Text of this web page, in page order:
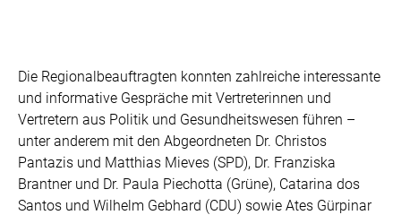
Die Regionalbeauftragten konnten zahlreiche interessante
und informative Gespräche mit Vertreterinnen und
Vertretern aus Politik und Gesundheitswesen führen –
unter anderem mit den Abgeordneten Dr. Christos
Pantazis und Matthias Mieves (SPD), Dr. Franziska
Brantner und Dr. Paula Piechotta (Grüne), Catarina dos
Santos und Wilhelm Gebhard (CDU) sowie Ates Gürpinar